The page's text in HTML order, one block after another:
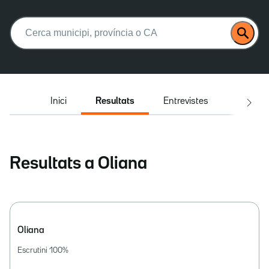
Buscar:
Inici Resultats Entrevistes El
Resultats a Oliana
Oliana
Escrutini 100%